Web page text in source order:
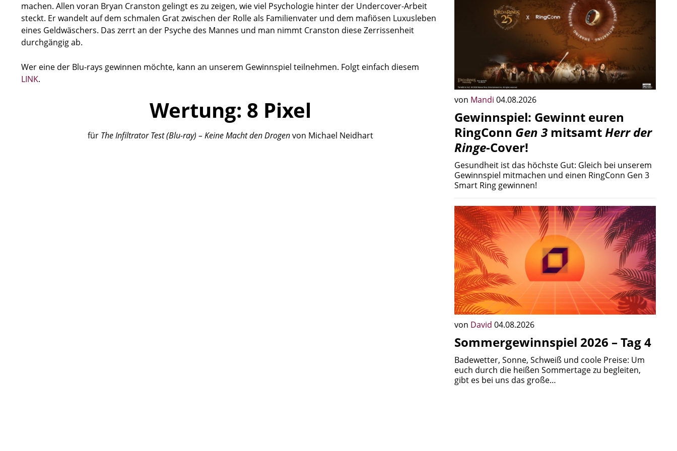
machen. Allen voran Bryan Cranston gelingt es zu zeigen, wie viel Psychologie hinter der Undercover-Arbeit
steckt. Er wandelt auf dem schmalen Grat zwischen der Rolle als Familienvater und dem mafiösen Luxusleben
eines Geldwäschers. Das zerrt an der Psyche des Mannes und man nimmt Cranston diese Zerrissenheit
durchgängig ab.
Wer eine der Blu-rays gewinnen möchte, kann an unserem Gewinnspiel teilnehmen. Folgt einfach diesem
LINK.
Wertung: 8 Pixel
für The InfiltratorTest (Blu-ray) – Keine Macht den Drogen von Michael Neidhart
von Mandi 04.08.2026
Gewinnspiel: Gewinnt euren
RingConn Gen 3 mitsamtHerr der
Ringe-Cover!
Gesundheit ist das höchste Gut: Gleich bei unserem
Gewinnspiel mitmachen und einen RingConn Gen 3
Smart Ring gewinnen!
von David 04.08.2026
Sommergewinnspiel 2026 – Tag 4
Badewetter, Sonne, Schweiß und coole Preise: Um
euch durch die heißen Sommertage zu begleiten,
gibt es bei uns das große…